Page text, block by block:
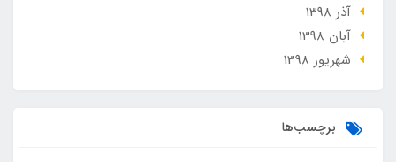
آذر 1398
آبان 1398
شهریور 1398
برچسب‌ها